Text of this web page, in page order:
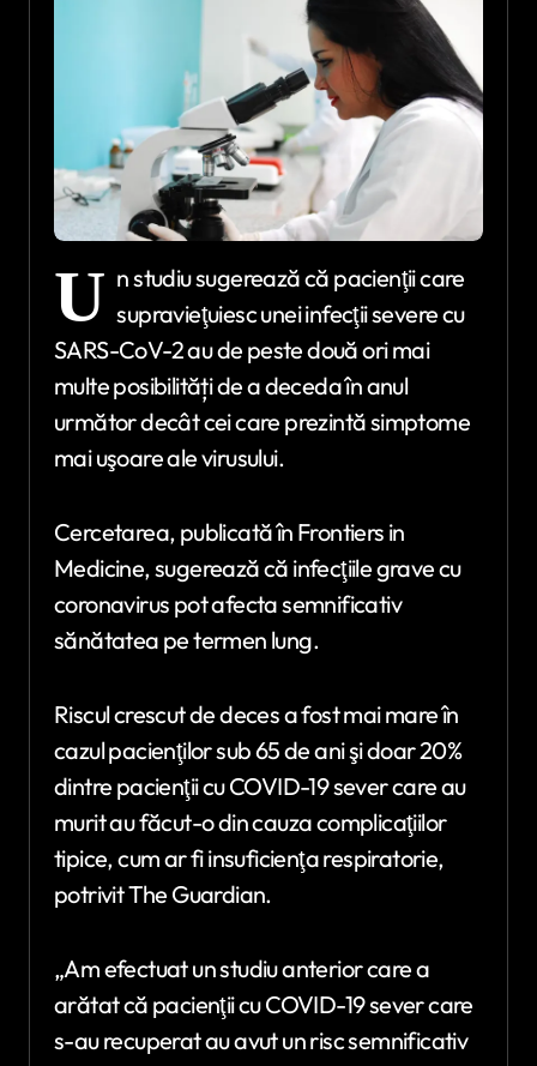
U n studiu sugerează că pacienţii care
supravieţuiesc unei infecţii severe cu
SARS-CoV-2 au de peste două ori mai
multe posibilități de a deceda în anul
următor decât cei care prezintă simptome
mai uşoare ale virusului.
Cercetarea, publicată în Frontiers in
Medicine, sugerează că infecţiile grave cu
coronavirus pot afecta semnificativ
sănătatea pe termen lung.
Riscul crescut de deces a fost mai mare în
cazul pacienţilor sub 65 de ani şi doar 20%
dintre pacienţii cu COVID-19 sever care au
murit au făcut-o din cauza complicaţiilor
tipice, cum ar fi insuficienţa respiratorie,
potrivit The Guardian.
„Am efectuat un studiu anterior care a
arătat că pacienţii cu COVID-19 sever care
s-au recuperat au avut un risc semnificativ